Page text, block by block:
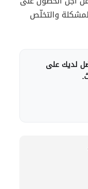
والتخلّص
لديك على